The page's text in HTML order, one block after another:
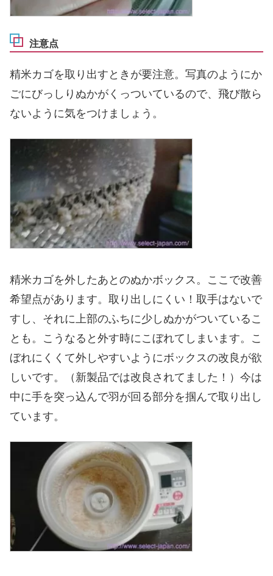
注意点
精米カゴを取り出すときが要注意。写真のようにか
ごにびっしりぬかがくっついているので、飛び散ら
ないように気をつけましょう。
精米カゴを外したあとのぬかボックス。ここで改善
希望点があります。取り出しにくい！取手はないで
すし、それに上部のふちに少しぬかがついているこ
とも。こうなると外す時にこぼれてしまいます。こ
ぼれにくくて外しやすいようにボックスの改良が欲
しいです。（新製品では改良されてました！）今は
中に手を突っ込んで羽が回る部分を掴んで取り出し
ています。